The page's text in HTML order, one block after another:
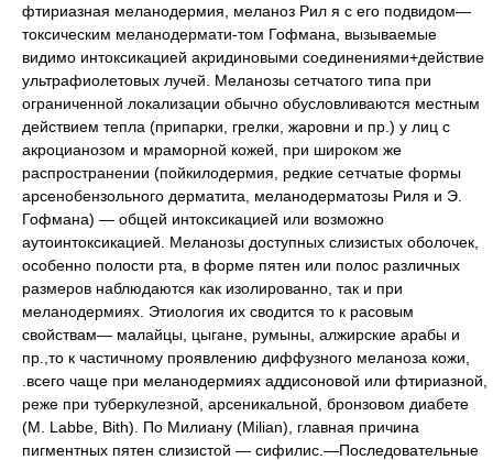
фтириазная меланодермия, меланоз Рил я с его подвидом—
токсическим меланодермати-том Гофмана, вызываемые
видимо интоксикацией акридиновыми соединениями+действие
ультрафиолетовых лучей. Меланозы сетчатого типа при
ограниченной локализации обычно обусловливаются местным
действием тепла (припарки, грелки, жаровни и пр.) у лиц с
акроцианозом и мраморной кожей, при широком же
распространении (пойкилодермия, редкие сетчатые формы
арсенобензольного дерматита, меланодерматозы Риля и Э.
Гофмана) — общей интоксикацией или возможно
аутоинтоксикацией. Меланозы доступных слизистых оболочек,
особенно полости рта, в форме пятен или полос различных
размеров наблюдаются как изолированно, так и при
меланодермиях. Этиология их сводится то к расовым
свойствам— малайцы, цыгане, румыны, алжирские арабы и
пр.,то к частичному проявлению диффузного меланоза кожи,
.всего чаще при меланодермиях аддисоновой или фтириазной,
реже при туберкулезной, арсеникальной, бронзовом диабете
(М. Labbe, Bith). По Милиану (Milian), главная причина
пигментных пятен слизистой — сифилис.—Последовательные